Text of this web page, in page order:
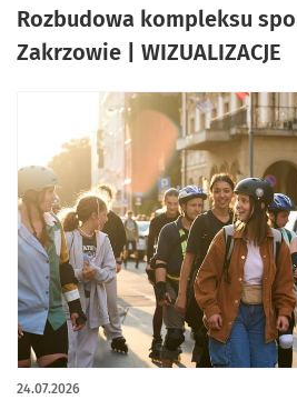
Rozbudowa kompleksu
Zakrzowie | WIZUALIZACJE
24.07.2026